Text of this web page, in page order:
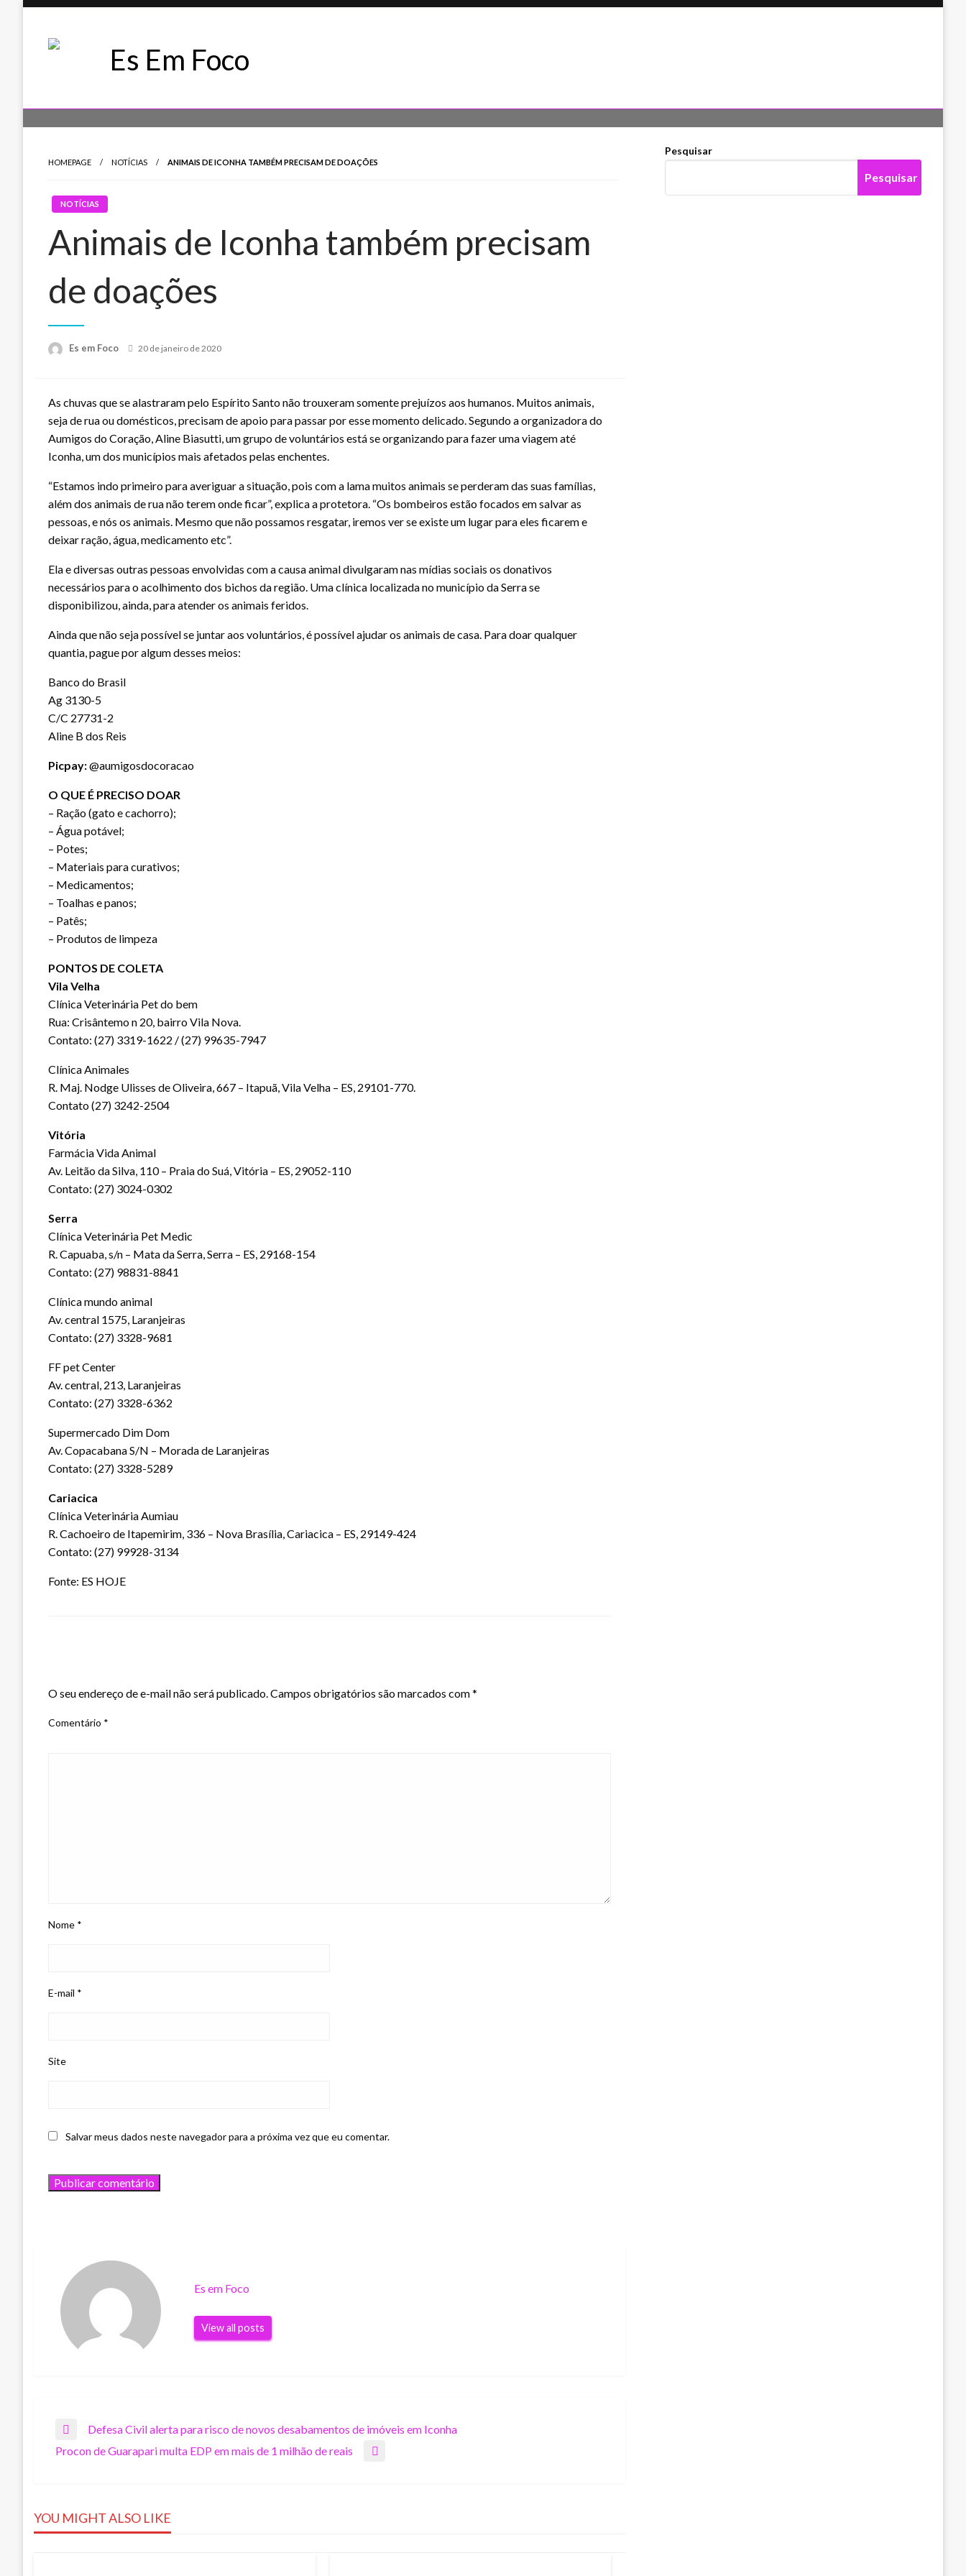
Es Em Foco
HOMEPAGE NOTÍCIAS ANIMAIS DE ICONHA TAMBÉM PRECISAM DE DOAÇÕES
NOTÍCIAS
Animais de Iconha também precisam
de doações
Es em Foco
Posted
20 de janeiro de 2020
As chuvas que se alastraram pelo Espírito Santo não trouxeram somente prejuízos aos humanos. Muitos animais,
seja de rua ou domésticos, precisam de apoio para passar por esse momento delicado. Segundo a organizadora do
Aumigos do Coração, Aline Biasutti, um grupo de voluntários está se organizando para fazer uma viagem até
Iconha, um dos municípios mais afetados pelas enchentes.
“Estamos indo primeiro para averiguar a situação, pois com a lama muitos animais se perderam das suas famílias,
além dos animais de rua não terem onde ficar”, explica a protetora. “Os bombeiros estão focados em salvar as
pessoas, e nós os animais. Mesmo que não possamos resgatar, iremos ver se existe um lugar para eles ficarem e
deixar ração, água, medicamento etc”.
Ela e diversas outras pessoas envolvidas com a causa animal divulgaram nas mídias sociais os donativos
necessários para o acolhimento dos bichos da região. Uma clínica localizada no município da Serra se
disponibilizou, ainda, para atender os animais feridos.
Ainda que não seja possível se juntar aos voluntários, é possível ajudar os animais de casa. Para doar qualquer
quantia, pague por algum desses meios:
Banco do Brasil
Ag 3130-5
C/C 27731-2
Aline B dos Reis
Picpay:@aumigosdocoracao
O QUE É PRECISO DOAR
– Ração (gato e cachorro);
– Água potável;
– Potes;
– Materiais para curativos;
– Medicamentos;
– Toalhas e panos;
– Patês;
– Produtos de limpeza
PONTOS DE COLETA
Vila Velha
Clínica Veterinária Pet do bem
Rua: Crisântemo n 20, bairro Vila Nova.
Contato: (27) 3319-1622 / (27) 99635-7947
Clínica Animales
R. Maj. Nodge Ulisses de Oliveira, 667 – Itapuã, Vila Velha – ES, 29101-770.
Contato (27) 3242-2504
Vitória
Farmácia Vida Animal
Av. Leitão da Silva, 110 – Praia do Suá, Vitória – ES, 29052-110
Contato: (27) 3024-0302
Serra
Clínica Veterinária Pet Medic
R. Capuaba, s/n – Mata da Serra, Serra – ES, 29168-154
Contato: (27) 98831-8841
Clínica mundo animal
Av. central 1575, Laranjeiras
Contato: (27) 3328-9681
FF pet Center
Av. central, 213, Laranjeiras
Contato: (27) 3328-6362
Supermercado Dim Dom
Av. Copacabana S/N – Morada de Laranjeiras
Contato: (27) 3328-5289
Cariacica
Clínica Veterinária Aumiau
R. Cachoeiro de Itapemirim, 336 – Nova Brasília, Cariacica – ES, 29149-424
Contato: (27) 99928-3134
Fonte: ES HOJE
O seu endereço de e-mail não será publicado.Campos obrigatórios são marcados com*
Comentário *
Nome *
E-mail *
Site
Salvar meus dados neste navegador para a próxima vez que eu comentar.
Es em Foco
View all posts
Navegação
Post
Previous
Post
Defesa Civil alerta para risco de novos desabamentos de imóveis em Iconha
Next
Procon de Guarapari multa EDP em mais de 1 milhão de reais
YOU MIGHT ALSO LIKE
Pesquisar
Pesquisar